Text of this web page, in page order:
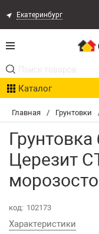
Главная / Грунтовки
Грунтовка
Церезит
код: 102173
Характеристики
Екатеринбург
Каталог
Акции
Расчет доставки
Организациям
Опыт поставок
Статьи
Контакты